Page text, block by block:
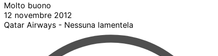
Molto buono
12 novembre 2012
Qatar Airways - Nessuna lamentela